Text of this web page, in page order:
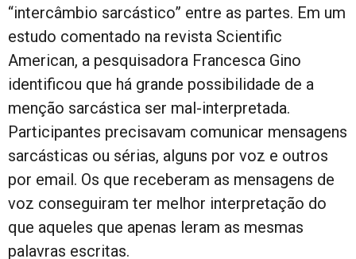
“intercâmbio sarcástico” entre as partes. Em um
estudo comentado na revista Scientific
American, a pesquisadora Francesca Gino
identificou que há grande possibilidade de a
menção sarcástica ser mal-interpretada.
Participantes precisavam comunicar mensagens
sarcásticas ou sérias, alguns por voz e outros
por email. Os que receberam as mensagens de
voz conseguiram ter melhor interpretação do
que aqueles que apenas leram as mesmas
palavras escritas.